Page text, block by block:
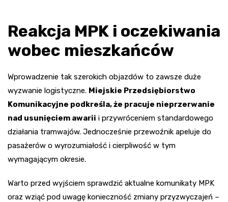
Reakcja MPK i oczekiwania
wobec mieszkańców
Wprowadzenie tak szerokich objazdów to zawsze duże
wyzwanie logistyczne. Miejskie Przedsiębiorstwo
Komunikacyjne podkreśla, że pracuje nieprzerwanie
nad usunięciem awarii i przywróceniem standardowego
działania tramwajów. Jednocześnie przewoźnik apeluje do
pasażerów o wyrozumiałość i cierpliwość w tym
wymagającym okresie.
Warto przed wyjściem sprawdzić aktualne komunikaty MPK
oraz wziąć pod uwagę konieczność zmiany przyzwyczajeń –